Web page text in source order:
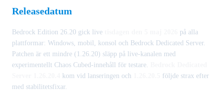
Releasedatum
Bedrock Edition 26.20 gick live
på alla
plattformar: Windows, mobil, konsol och Bedrock Dedicated Server.
Patchen är ett mindre (1.26.20) släpp på live-kanalen med
experimentellt Chaos Cubed-innehåll för testare.
kom vid lanseringen och
följde strax efter
med stabilitetsfixar.